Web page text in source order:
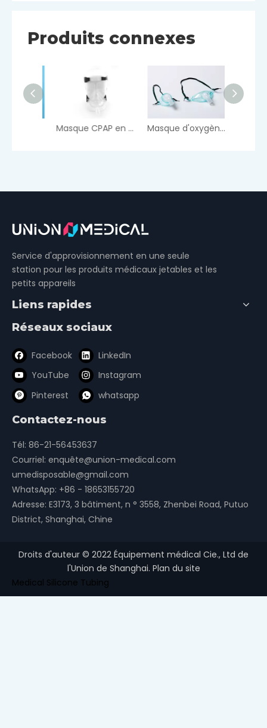
Produits connexes
Masque CPAP en silicone Full Face Masque d'oxygène trachéotomie
Service d'approvisionnement en une seule
station pour les produits médicaux jetables et les
petits appareils
Liens rapides
Réseaux sociaux
Facebook
LinkedIn
YouTube
Instagram
Pinterest
whatsapp
Contactez-nous
Tél: 86-21-56453637
Courriel: enquête@union-medical.com
umedisposable@gmail.com
WhatsApp: +86 - 18653155720
Adresse: E3173, 3 bâtiment, n ° 3558, Zhenbei Road, Putuo
District, Shanghai, Chine
Droits d'auteur © 2022 Équipement médical Cie., Ltd de
l'Union de Shanghai. Plan du site
Medical Silicone Tubing